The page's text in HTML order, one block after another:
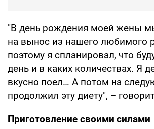
"В день рождения моей жены
на вынос из нашего любимого
поэтому я спланировал, что
день и в каких количествах. Я
вкусно поел… А потом на
продолжил эту диету", –
Приготовление своими силами